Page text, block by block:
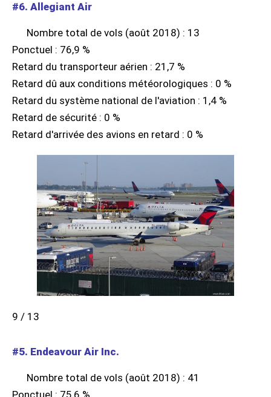
#6. Allegiant Air
Nombre total de vols (août 2018) : 13
Ponctuel : 76,9 %
Retard du transporteur aérien : 21,7 %
Retard dû aux conditions météorologiques : 0 %
Retard du système national de l'aviation : 1,4 %
Retard de sécurité : 0 %
Retard d'arrivée des avions en retard : 0 %
9 / 13
#5. Endeavour Air Inc.
Nombre total de vols (août 2018) : 41